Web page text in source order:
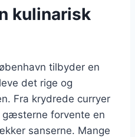
kulinarisk
tilbyder en
det rige og
Fra krydrede curryer
forvente en
sanserne. Mange